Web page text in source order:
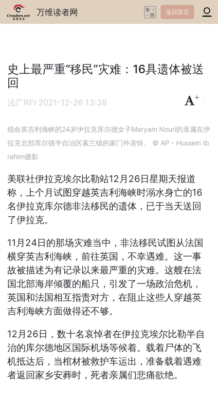
万维读者网 返回首页
史上最严重“移民”灾难：16具遗体被送
回
法广RFI 2021-12-26 13:38
+
殒命英吉利海峡的24岁伊拉克库尔德女子Maryam Nouri的亲属在伊
拉克北部库尔德半自治区索兰镇的家门外哀悼。 © AP - Hussein Ib
rahim摄影
美联社伊拉克埃尔比勒站12月26日星期天报道
称，上个月试图穿越英吉利海峡时溺水身亡的16
名伊拉克库尔德非法移民的遗体，已于当天送回
了伊拉克。
11月24日的那场灾难当中，非法移民试图从法国
横穿英吉利海峡，前往英国，不幸遇难。这一事
故被描述为有记录以来最严重的灾难。这艘在法
国北部海岸倾覆的船只，引发了一场政治危机，
英国和法国相互指责对方，在阻止这些人穿越英
吉利海峡方面做得还不够。
12月26日，数十名哀悼者在伊拉克埃尔比勒半自
治的库尔德地区国际机场等候着。载着尸体的飞
机抵达后，当棺材被救护车运出，准备载着遇难
者返回家乡安葬时，死者亲属们悲痛欲绝。